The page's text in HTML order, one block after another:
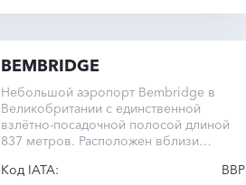
BEMBRIDGE
Небольшой аэропорт Bembridge в
Великобритании с единственной
взлётно-посадочной полосой длиной
837 метров. Расположен вблизи
Код IATA:
BBP